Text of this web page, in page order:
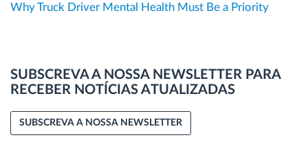
Why Truck Driver Mental Health Must Be a Priority
SUBSCREVA A NOSSA NEWSLETTER PARA
RECEBER NOTÍCIAS ATUALIZADAS
SUBSCREVA A NOSSA NEWSLETTER